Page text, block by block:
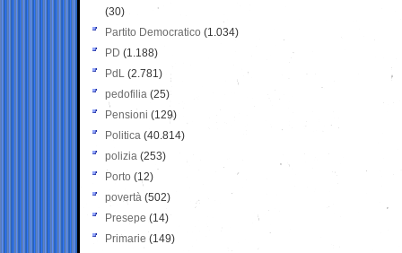
(30)
Partito Democratico (1.034)
PD (1.188)
PdL (2.781)
pedofilia (25)
Pensioni (129)
Politica (40.814)
polizia (253)
Porto (12)
povertà (502)
Presepe (14)
Primarie (149)